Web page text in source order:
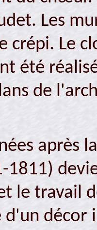
Les
crépi. Le
été
de
après
1811)
le travail
décor